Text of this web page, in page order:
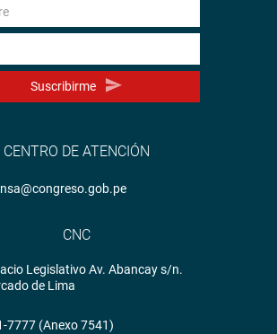
Suscribirme
CENTRO DE ATENCIÓN
CNC
Legislativo Av. Abancay s/n.
de Lima
7777 (Anexo 7541)